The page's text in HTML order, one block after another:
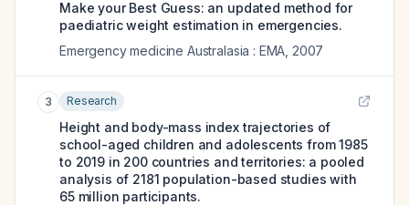
Make your Best Guess: an updated method for
paediatric weight estimation in emergencies.
Emergency medicine Australasia : EMA 2007
3 Research
Height and body-mass index trajectories of
school-aged children and adolescents from 1985
to 2019 in 200 countries and territories: a pooled
analysis of 2181 population-based studies with
65 million participants.